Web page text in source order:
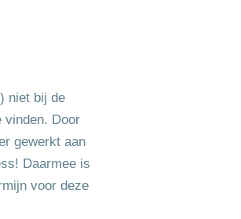
niet bij de
vinden. Door
gewerkt aan
Daarmee is
voor deze